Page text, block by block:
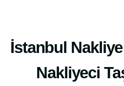
İstanbul
Nakliyeci